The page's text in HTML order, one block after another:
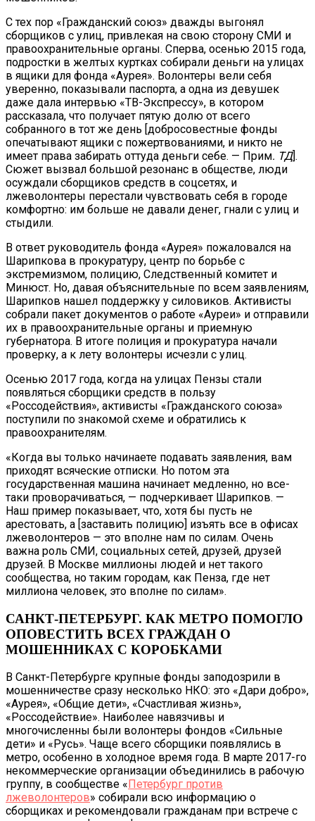
С тех пор «Гражданский союз» дважды выгонял
сборщиков с улиц, привлекая на свою сторону СМИ и
правоохранительные органы. Сперва, осенью 2015 года,
подростки в желтых куртках собирали деньги на улицах
в ящики для фонда «Аурея». Волонтеры вели себя
уверенно, показывали паспорта, а одна из девушек
даже дала интервью «ТВ-Экспрессу», в котором
рассказала, что получает пятую долю от всего
собранного в тот же день [добросовестные фонды
опечатывают ящики с пожертвованиями, и никто не
имеет права забирать оттуда деньги себе. — Прим. ТД].
Сюжет вызвал большой резонанс в обществе, люди
осуждали сборщиков средств в соцсетях, и
лжеволонтеры перестали чувствовать себя в городе
комфортно: им больше не давали денег, гнали с улиц и
стыдили.
В ответ руководитель фонда «Аурея» пожаловался на
Шарипкова в прокуратуру, центр по борьбе с
экстремизмом, полицию, Следственный комитет и
Минюст. Но, давая объяснительные по всем заявлениям,
Шарипков нашел поддержку у силовиков. Активисты
собрали пакет документов о работе «Ауреи» и отправили
их в правоохранительные органы и приемную
губернатора. В итоге полиция и прокуратура начали
проверку, а к лету волонтеры исчезли с улиц.
Осенью 2017 года, когда на улицах Пензы стали
появляться сборщики средств в пользу
«Россодействия», активисты «Гражданского союза»
поступили по знакомой схеме и обратились к
правоохранителям.
«Когда вы только начинаете подавать заявления, вам
приходят всяческие отписки. Но потом эта
государственная машина начинает медленно, но все-
таки проворачиваться, — подчеркивает Шарипков. —
Наш пример показывает, что, хотя бы пусть не
арестовать, а [заставить полицию] изъять все в офисах
лжеволонтеров — это вполне нам по силам. Очень
важна роль СМИ, социальных сетей, друзей, друзей
друзей. В Москве миллионы людей и нет такого
сообщества, но таким городам, как Пенза, где нет
миллиона человек, это вполне по силам».
САНКТ-ПЕТЕРБУРГ. КАК МЕТРО ПОМОГЛО
ОПОВЕСТИТЬ ВСЕХ ГРАЖДАН О
МОШЕННИКАХ С КОРОБКАМИ
В Санкт-Петербурге крупные фонды заподозрили в
мошенничестве сразу несколько НКО: это «Дари добро»,
«Аурея», «Общие дети», «Счастливая жизнь»,
«Россодействие». Наиболее навязчивы и
многочисленны были волонтеры фондов «Сильные
дети» и «Русь». Чаще всего сборщики появлялись в
метро, особенно в холодное время года. В марте 2017-го
некоммерческие организации объединились в рабочую
группу, в сообществе « Петербург против
лжеволонтеров» собирали всю информацию о
сборщиках и рекомендовали гражданам при встрече с